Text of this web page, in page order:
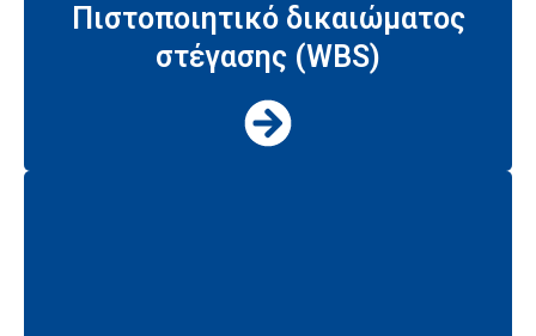
Πιστοποιητικό δικαιώματος
στέγασης (WBS)